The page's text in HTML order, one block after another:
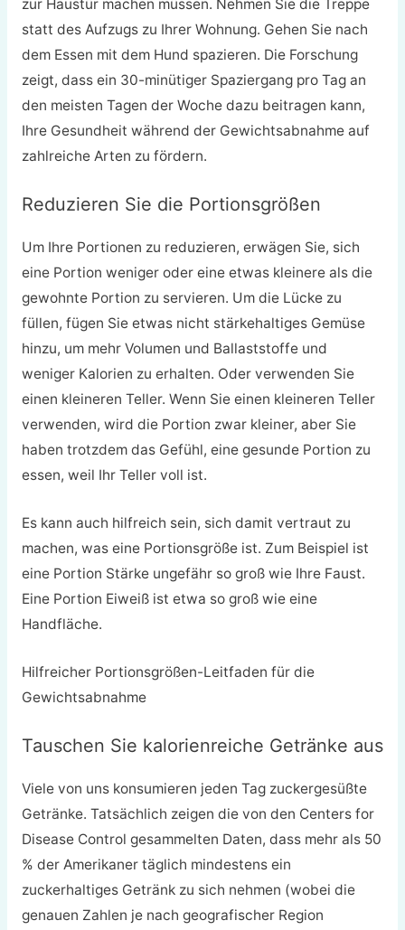
zur Haustür machen müssen. Nehmen Sie die Treppe
statt des Aufzugs zu Ihrer Wohnung. Gehen Sie nach
dem Essen mit dem Hund spazieren. Die Forschung
zeigt, dass ein 30-minütiger Spaziergang pro Tag an
den meisten Tagen der Woche dazu beitragen kann,
Ihre Gesundheit während der Gewichtsabnahme auf
zahlreiche Arten zu fördern.
Reduzieren Sie die Portionsgrößen
Um Ihre Portionen zu reduzieren, erwägen Sie, sich
eine Portion weniger oder eine etwas kleinere als die
gewohnte Portion zu servieren. Um die Lücke zu
füllen, fügen Sie etwas nicht stärkehaltiges Gemüse
hinzu, um mehr Volumen und Ballaststoffe und
weniger Kalorien zu erhalten. Oder verwenden Sie
einen kleineren Teller. Wenn Sie einen kleineren Teller
verwenden, wird die Portion zwar kleiner, aber Sie
haben trotzdem das Gefühl, eine gesunde Portion zu
essen, weil Ihr Teller voll ist.
Es kann auch hilfreich sein, sich damit vertraut zu
machen, was eine Portionsgröße ist. Zum Beispiel ist
eine Portion Stärke ungefähr so groß wie Ihre Faust.
Eine Portion Eiweiß ist etwa so groß wie eine
Handfläche.
Hilfreicher Portionsgrößen-Leitfaden für die
Gewichtsabnahme
Tauschen Sie kalorienreiche Getränke aus
Viele von uns konsumieren jeden Tag zuckergesüßte
Getränke. Tatsächlich zeigen die von den Centers for
Disease Control gesammelten Daten, dass mehr als 50
% der Amerikaner täglich mindestens ein
zuckerhaltiges Getränk zu sich nehmen (wobei die
genauen Zahlen je nach geografischer Region